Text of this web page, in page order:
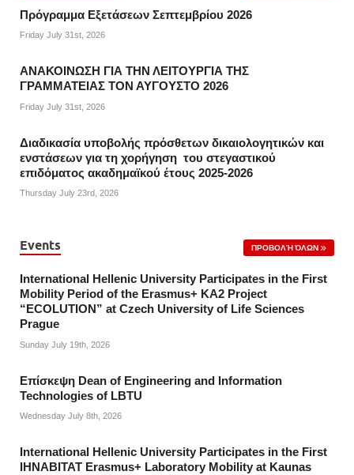
Πρόγραμμα Εξετάσεων Σεπτεμβρίου 2026
Friday July 31st, 2026
ΑΝΑΚΟΙΝΩΣΗ ΓΙΑ ΤΗΝ ΛΕΙΤΟΥΡΓΙΑ ΤΗΣ
ΓΡΑΜΜΑΤΕΙΑΣ ΤΟΝ ΑΥΓΟΥΣΤΟ 2026
Friday July 31st, 2026
Διαδικασία υποβολής πρόσθετων δικαιολογητικών και
ενστάσεων για τη χορήγηση του στεγαστικού
επιδόματος ακαδημαϊκού έτους 2025-2026
Thursday July 23rd, 2026
Events ΠΡΟΒΟΛΉ ΌΛΩΝ
International Hellenic University Participates in the First
Mobility Period of the Erasmus+ KA2 Project
“ECOLUTION” at Czech University of Life Sciences
Prague
Sunday July 19th, 2026
Επίσκεψη Dean of Engineering and Information
Technologies of LBTU
Wednesday July 8th, 2026
International Hellenic University Participates in the First
IHNABITAT Erasmus+ Laboratory Mobility at Kaunas